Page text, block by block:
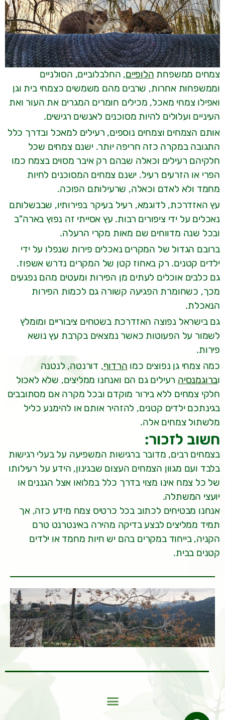
צמחים ממשפחת הלופיים, החלבלוביים, הסולניים
וממשפחות אחרות, שרבים מהם משמשים כצמחי בית וגן
ואפילו צמחי מאכל, מכילים חומרים המגרים את העור ואת
העיניים ועלולים להיות מסוכנים לאנשים רגישים.
אותם הצמחים וצמחים נוספים, רעילים למאכל ובדרך כלל
התגובה במקרה כזה חריפה יותר. ישנם צמחים שכל
חלקיהם רעילים וכאלה שבהם רק איבר מסוים בצמח כמו
הפרי או הזרעים רעיל. ישנם צמחים המסוכנים לחיות
מחמד ולא לאדם וכאלה, שרעילותם הפוכה.
עץ האזדרכת, לדוגמא, רעיל בעיקר בפירותיו, שבבשלותם
נאכלים על ידי ציפורים רבות. עץ אסייתי זה נפוץ בארה"ב
ובכל שנה מדווחים שם מאות מקרי הרעלה.
ברובם הגדול של המקרים נאכלים פירות שנפלו על ידי
ילדים קטנים. רק באחוז קטן של המקרים נדרש אשפוז.
גם כלבים אוכלים לעתים מן הפירות ומעטים מהם נפגעים
מכך, כשחומרת הפגיעה קשורה גם לכמות הפירות
הנאכלת.
גם בישראל נפוצה האזדרכת בשטחים ציבוריים ומומלץ
לשמור על הפעוטות כאשר נמצאים בקרבת עץ נושא
פירות.
כמה צמחי גן נפוצים כמו הרדוף, דורנטה, לנטנה
וברוגמנסיה רעילים גם הם ואנחנו ממליצים, שלא לאכול
חלקי צמחים ללא בירור מוקדם ובכל מקרה אם מסתובבים
בגינתכם ילדים קטנים, להזהיר אותם או להימנע כליל
מלשתול צמחים אלה.
חשוב לזכור:
בצמחים רבים, מדובר ברגישות המשפיעה על בעלי רגישות
בלבד ועם מגוון הצמחים העצום שבגינון, הידע על רעילותו
של כל צמח אינו מצוי בדרך כלל במלואו אצל הגננים או
יועצי המשתלה.
אנחנו מבטיחים לכתוב בכל כרטיס צמח מידע כזה, אך
תמיד ממליצים לבצע בדיקה מהירה באינטרנט טרם
הקניה, בייחוד במקרים בהם יש חיות מחמד או ילדים
קטנים בבית.